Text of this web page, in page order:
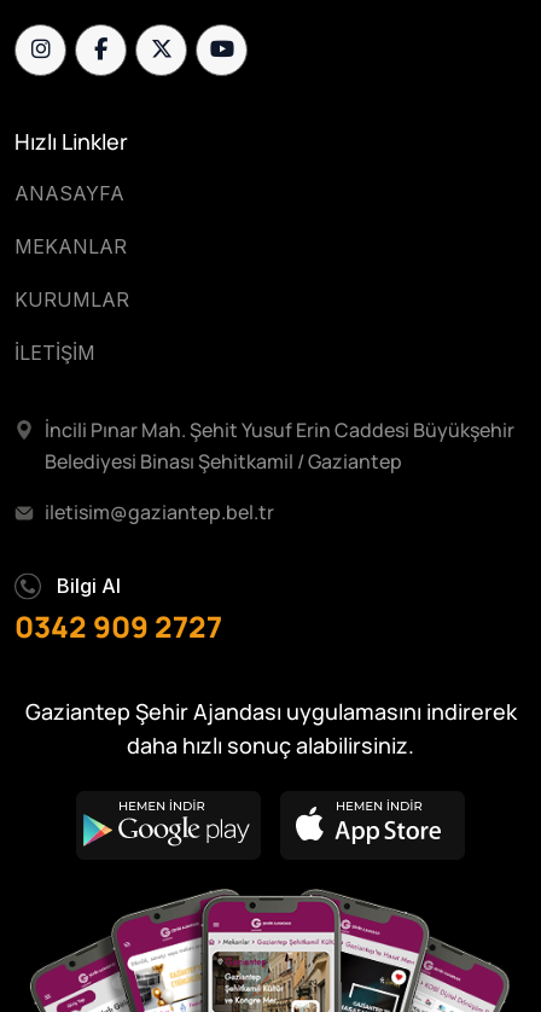
Hızlı Linkler
ANASAYFA
MEKANLAR
KURUMLAR
İLETİŞİM
İncili Pınar Mah. Şehit Yusuf Erin Caddesi Büyükşehir
Belediyesi Binası Şehitkamil / Gaziantep
iletisim@gaziantep.bel.tr
Bilgi Al
0342 909 2727
Gaziantep Şehir Ajandası uygulamasını indirerek
daha hızlı sonuç alabilirsiniz.